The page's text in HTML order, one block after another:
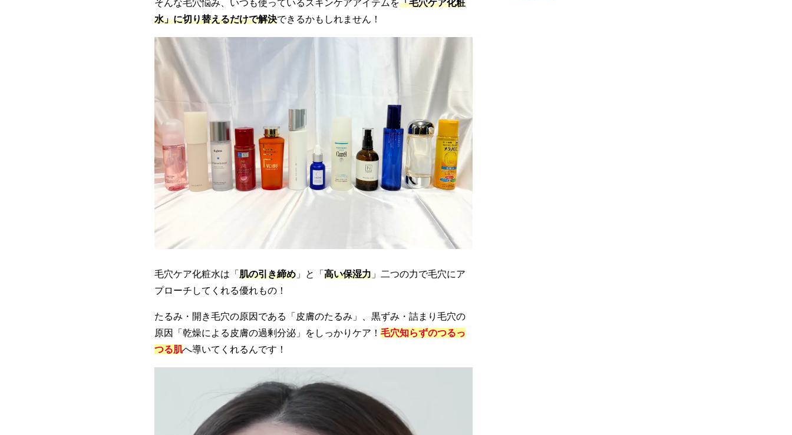
そんな毛穴悩み、いつも使っているスキンケアアイテムを「毛穴ケア化粧
水」に切り替えるだけで解決できるかもしれません！
毛穴ケア化粧水は「 肌の引き締め 」と「 高い保湿力 」二つの力で毛穴にア
プローチしてくれる優れもの！
たるみ・開き毛穴の原因である「皮膚のたるみ」、黒ずみ・詰まり毛穴の
原因「乾燥による皮膚の過剰分泌」をしっかりケア！ 毛穴知らずのつるっ
つる肌へ導いてくれるんです！